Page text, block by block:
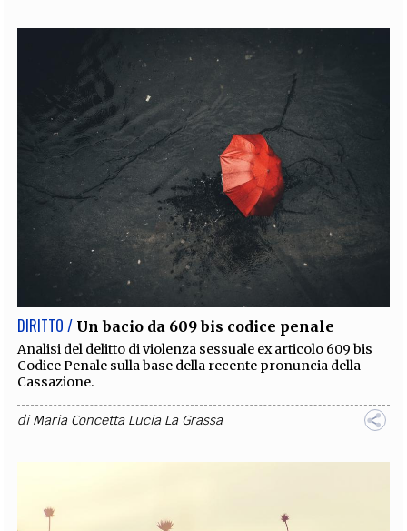
DIRITTO / Un bacio da 609 bis codice penale
Analisi del delitto di violenza sessuale ex articolo 609 bis
Codice Penale sulla base della recente pronuncia della
Cassazione.
diMaria Concetta Lucia La Grassa